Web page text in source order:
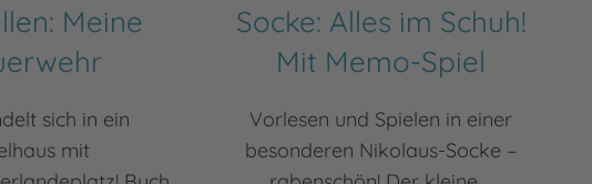
Meine
sich in ein
mit
Socke: Alles im Schuh!
Mit Memo-Spiel
Vorlesen und Spielen in einer
besonderen Nikolaus-Socke –